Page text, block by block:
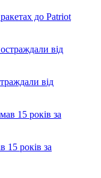
до Patriot
від
15 років за